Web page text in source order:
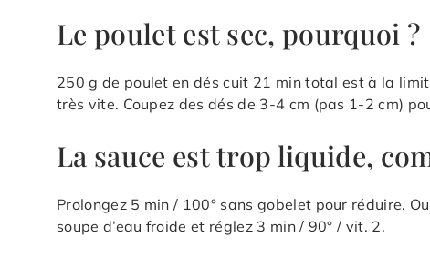
Le poulet est sec, pourquoi ?
250 g de poulet en dés cuit 21 min total est à la
très vite. Coupez des dés de 3-4 cm (pas 1-2 cm)
La sauce est trop liquide,
Prolongez 5 min / 100° sans gobelet pour réduire.
soupe d’eau froide et réglez 3 min / 90° / vit. 2.